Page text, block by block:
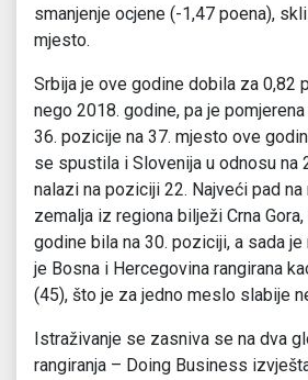
smanjenje ocjene (-1,47 poena),
mjesto.
Srbija je ove godine dobila za 0,82
nego 2018. godine, pa je
36. pozicije na 37. mjesto ove
se spustila i Slovenija u odnosu na
nalazi na poziciji 22. Najveći pad
zemalja iz regiona bilježi Crna
godine bila na 30. poziciji, a sada je
je Bosna i Hercegovina rangirana
(45), što je za jedno meslo slabije
Istraživanje se zasniva se na dva
rangiranja – Doing Business